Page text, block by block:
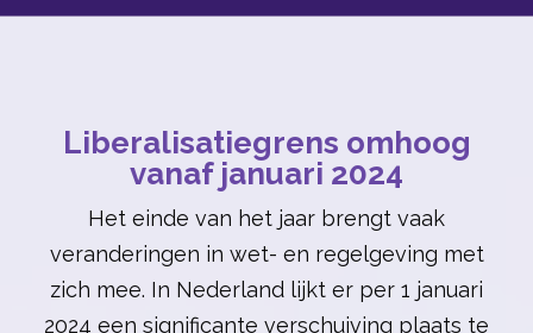
Liberalisatiegrens omhoog
vanaf januari 2024
Het einde van het jaar brengt vaak
veranderingen in wet- en regelgeving met
zich mee. In Nederland lijkt er per 1 januari
2024 een significante verschuiving plaats te